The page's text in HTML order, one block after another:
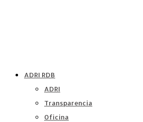
ADRI RDB
ADRI
Transparencia
Oficina